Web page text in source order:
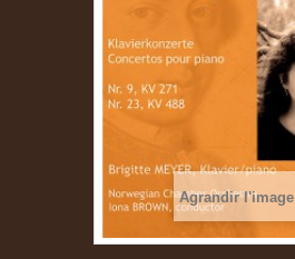
Agrandir l'image